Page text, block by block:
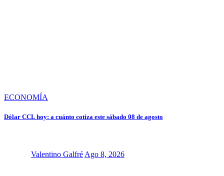
ECONOMÍA
Dólar CCL hoy: a cuánto cotiza este sábado 08 de agosto
Valentino GalfréAgo 8, 2026